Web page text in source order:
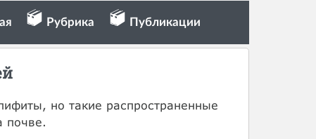
Рубрика Публикации
но такие распространенные
почве.